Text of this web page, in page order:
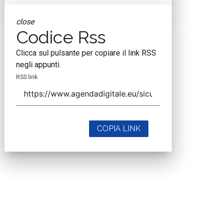
close
Codice Rss
Clicca sul pulsante per copiare il link RSS
negli appunti.
RSS link
COPIA LINK